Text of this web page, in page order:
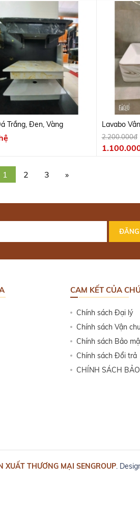
Trắng, Đen, Vàng Lavabo
2.200.000đ
1 2 3 »
CAM KẾT CỦA
Chính sách Đại lý
Chính sách Vận
Chính sách Bảo
Chính sách Đổi trả
CHÍNH SÁCH
XUẤT THƯƠNG MẠI SENGROUP.